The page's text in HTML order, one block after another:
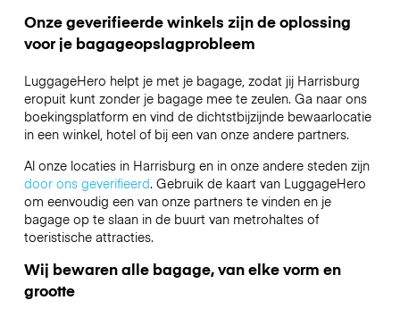
Onze geverifieerde winkels zijn de oplossing
voor je bagageopslagprobleem
LuggageHero helpt je met je bagage, zodat jij Harrisburg
eropuit kunt zonder je bagage mee te zeulen. Ga naar ons
boekingsplatform en vind de dichtstbijzijnde bewaarlocatie
in een winkel, hotel of bij een van onze andere partners.
Al onze locaties in Harrisburg en in onze andere steden zijn
door ons geverifieerd. Gebruik de kaart van LuggageHero
om eenvoudig een van onze partners te vinden en je
bagage op te slaan in de buurt van metrohaltes of
toeristische attracties.
Wij bewaren alle bagage, van elke vorm en
grootte